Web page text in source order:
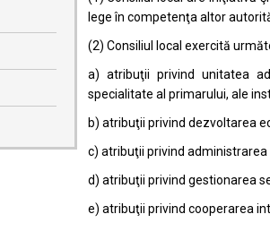
lege în competenţa altor
(2) Consiliul local exercită
a) atribuţii privind unitatea
specialitate al primarului, ale
b) atribuţii privind dezvoltarea
c) atribuţii privind
d) atribuţii privind gestionarea
e) atribuţii privind cooperarea